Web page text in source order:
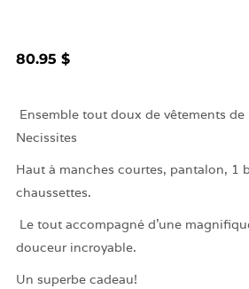
80.95 $
Ensemble tout doux de vêtements
Necissites
Haut à manches courtes, pantalon, 1
chaussettes.
Le tout accompagné d'une
douceur incroyable.
Un superbe cadeau!